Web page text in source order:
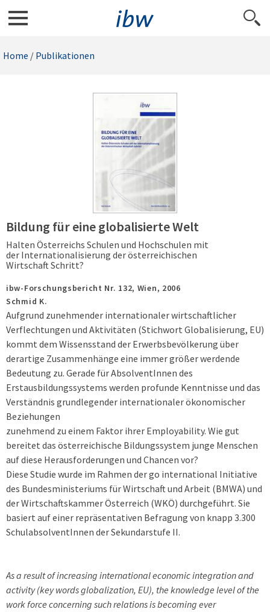
Home / Publikationen
Bildung für eine globalisierte Welt
Halten Österreichs Schulen und Hochschulen mit
der Internationalisierung der österreichischen
Wirtschaft Schritt?
ibw-Forschungsbericht Nr. 132, Wien, 2006
Schmid K.
Aufgrund zunehmender internationaler wirtschaftlicher
Verflechtungen und Aktivitäten (Stichwort Globalisierung, EU)
kommt dem Wissensstand der Erwerbsbevölkerung über
derartige Zusammenhänge eine immer größer werdende
Bedeutung zu. Gerade für AbsolventInnen des
Erstausbildungssystems werden profunde Kenntnisse und das
Verständnis grundlegender internationaler ökonomischer
Beziehungen
zunehmend zu einem Faktor ihrer Employability. Wie gut
bereitet das österreichische Bildungssystem junge Menschen
auf diese Herausforderungen und Chancen vor?
Diese Studie wurde im Rahmen der go international Initiative
des Bundesministeriums für Wirtschaft und Arbeit (BMWA) und
der Wirtschaftskammer Österreich (WKÖ) durchgeführt. Sie
basiert auf einer repräsentativen Befragung von knapp 3.300
SchulabsolventInnen der Sekundarstufe II.
As a result of increasing international economic integration and
activity (key words globalization, EU), the knowledge level of the
work force concerning such relations is becoming ever